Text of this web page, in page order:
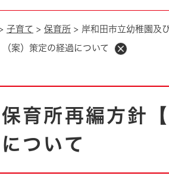
生涯学習・スポーツ
入札・契約情報 まち
環境 福祉
観光スポット
とじる
概要 総合計画
職員採用情報
所・施設の案内
オープンデータ
子育て > 保育所 > 岸和田市立幼稚園及
案）策定の経過について
育所再編方針
ついて